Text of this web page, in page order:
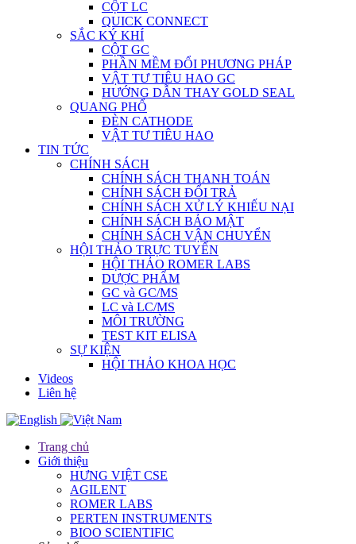
CỘT LC
QUICK CONNECT
SẮC KÝ KHÍ
CỘT GC
PHẦN MỀM ĐỔI PHƯƠNG PHÁP
VẬT TƯ TIÊU HAO GC
HƯỚNG DẪN THAY GOLD SEAL
QUANG PHỔ
ĐÈN CATHODE
VẬT TƯ TIÊU HAO
TIN TỨC
CHÍNH SÁCH
CHÍNH SÁCH THANH TOÁN
CHÍNH SÁCH ĐỔI TRẢ
CHÍNH SÁCH XỬ LÝ KHIẾU NẠI
CHÍNH SÁCH BẢO MẬT
CHÍNH SÁCH VẬN CHUYỂN
HỘI THẢO TRỰC TUYẾN
HỘI THẢO ROMER LABS
DƯỢC PHẨM
GC và GC/MS
LC và LC/MS
MÔI TRƯỜNG
TEST KIT ELISA
SỰ KIỆN
HỘI THẢO KHOA HỌC
Videos
Liên hệ
Trang chủ
Giới thiệu
HƯNG VIỆT CSE
AGILENT
ROMER LABS
PERTEN INSTRUMENTS
BIOO SCIENTIFIC